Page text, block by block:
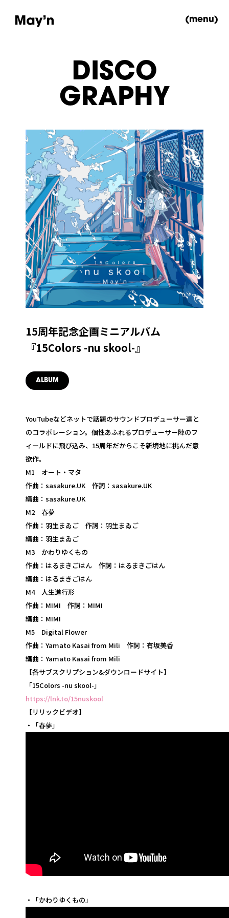
(menu)
DISCO
GRAPHY
15周年記念企画ミニアルバム
『15Colors -nu skool-』
ALBUM
YouTubeなどネットで話題のサウンドプロデューサー達と
のコラボレーション。個性あふれるプロデューサー陣のフ
ィールドに飛び込み、15周年だからこそ新境地に挑んだ意
欲作。
M1 オート・マタ
作曲：sasakure.UK 作詞：sasakure.UK
編曲：sasakure.UK
M2 春夢
作曲：羽生まゐご 作詞：羽生まゐご
編曲：羽生まゐご
M3 かわりゆくもの
作曲：はるまきごはん 作詞：はるまきごはん
編曲：はるまきごはん
M4 人生進行形
作曲：MIMI 作詞：MIMI
編曲：MIMI
M5 Digital Flower
作曲：Yamato Kasai from Mili 作詞：有坂美香
編曲：Yamato Kasai from Mili
【各サブスクリプション&ダウンロードサイト】
「15Colors -nu skool-」
https://lnk.to/15nuskool
【リリックビデオ】
・「春夢」
・「かわりゆくもの」